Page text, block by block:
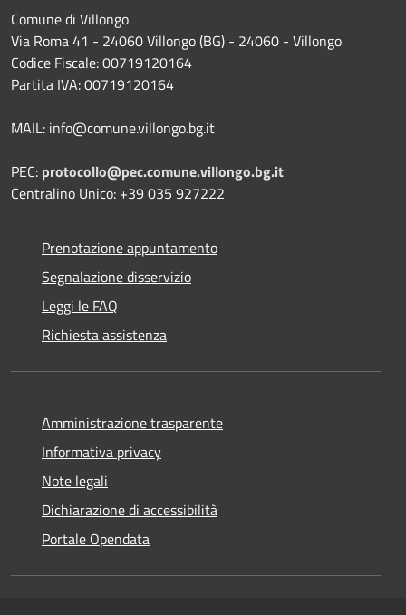
Comune di Villongo
Via Roma 41 - 24060 Villongo (BG) - 24060 - Villongo
Codice Fiscale: 00719120164
Partita IVA: 00719120164
MAIL: info@comune.villongo.bg.it
PEC: protocollo@pec.comune.villongo.bg.it
Centralino Unico: +39 035 927222
Prenotazione appuntamento
Segnalazione disservizio
Leggi le FAQ
Richiesta assistenza
Amministrazione trasparente
Informativa privacy
Note legali
Dichiarazione di accessibilità
Portale Opendata